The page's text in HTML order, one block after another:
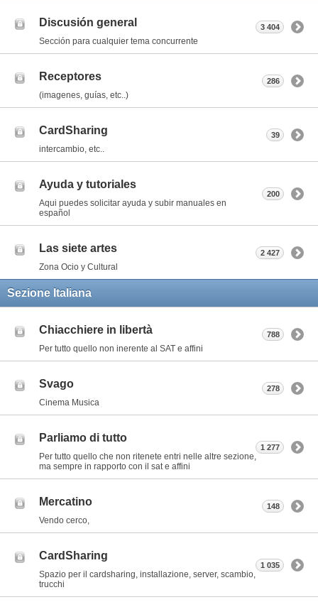
Discusión general
Sección para cualquier tema concurrente
3 404
Receptores
(imagenes, guías, etc..)
286
CardSharing
intercambio, etc..
39
Ayuda y tutoriales
Aqui puedes solicitar ayuda y subir manuales en
español
200
Las siete artes
Zona Ocio y Cultural
2 427
Sezione Italiana
Chiacchiere in libertà
Per tutto quello non inerente al SAT e affini
788
Svago
Cinema Musica
278
Parliamo di tutto
Per tutto quello che non ritenete entri nelle altre sezione,
ma sempre in rapporto con il sat e affini
1 277
Mercatino
Vendo cerco,
148
CardSharing
Spazio per il cardsharing, installazione, server, scambio,
trucchi
1 035